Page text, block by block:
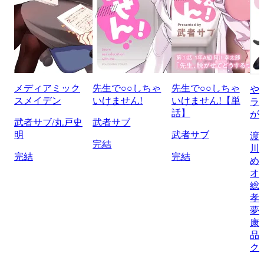
メディアミック
スメイデン
武者サブ/丸戸史
明
完結
先生で○○しちゃ
いけません!
武者サブ
完結
先生で○○しちゃ
いけません!【単
話】
武者サブ
完結
や
ラ
が
渡
川
め
オ
総/
孝/
夢/
康
品/
ク